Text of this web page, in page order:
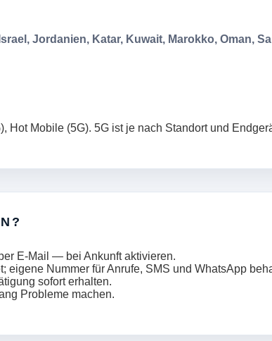
Jordanien, Katar, Kuwait, Marokko, Oman,
Hot Mobile (5G). 5G ist je nach Standort und
E-Mail — bei Ankunft aktivieren.
eigene Nummer für Anrufe, SMS und WhatsApp
sofort erhalten.
Probleme machen.